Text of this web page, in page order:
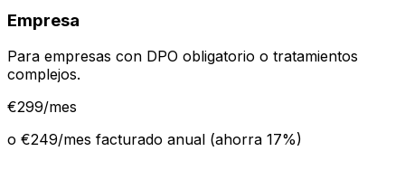
Empresa
Para empresas con DPO obligatorio o tratamientos
complejos.
€299/mes
o €249/mes facturado anual (ahorra 17%)